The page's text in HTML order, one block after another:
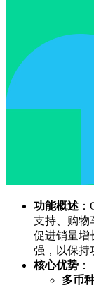
功能概述
支持、购物
促进销量增
强，以保持
核心优势 ：
多币